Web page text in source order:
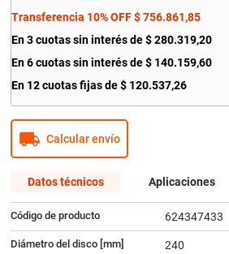
Transferencia 10% OFF $ 756.861,85
En 3 cuotas sin interés de $ 280.319,20
En 6 cuotas sin interés de$ 140.159,60
En 12 cuotas fijas de $ 120.537,26
Calcular envío
Datos técnicos Aplicaciones
Código de producto 624347433
Diámetro del disco [mm] 240